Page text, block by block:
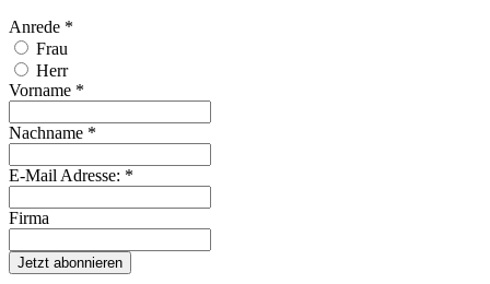
Anrede *
Frau
Herr
Vorname *
Nachname *
E-Mail Adresse: *
Firma